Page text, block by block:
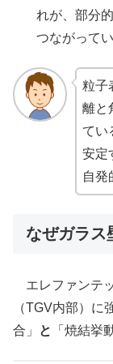
れが、部分
つながってい
粒子
離と
てい
安定
自発
なぜガラス
エレファンテ
（TGV内部）
合」
と 「焼結挙